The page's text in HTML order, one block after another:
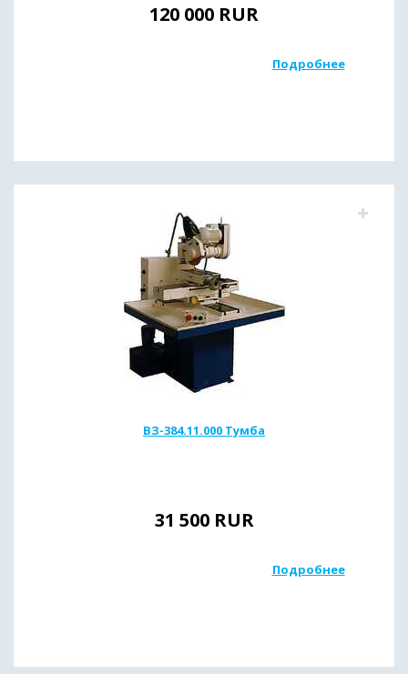
120 000 RUR
Подробнее
ВЗ-384.11.000 Тумба
31 500 RUR
Подробнее